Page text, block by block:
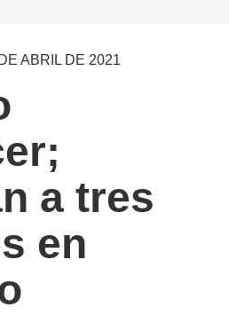
ABRIL DE 2021
a tres
en